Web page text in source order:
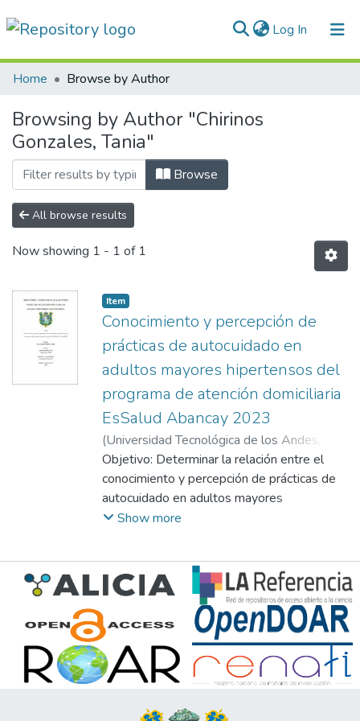
Log In (current)
Communities & Collections
All of DSpace
Normativas
Home Browse by Author
Browsing by Author "Chirinos
Gonzales, Tania"
Browse
All browse results
Now showing 1 - 1 of 1
Item
Conocimiento y percepción de
prácticas de autocuidado en
adultos mayores hipertensos del
programa de atención domiciliaria
EsSalud Abancay 2023
(Universidad Tecnológica de los Andes
2024-10 )Chirinos Gonzales, Tania;Flores
Pocco, Cledy ;Espinoza Palomino, Aydeé
Objetivo: Determinar la relación entre el
conocimiento y percepción de prácticas de
autocuidado en adultos mayores
hipertensos del Programa de Atención
diseño no experimental. Población diana
234 adultos mayores Programa de
Atención Domiciliaria, población accesible
107, tipo de muestreo probabilístico, opción
aleatorio simple, el tamaño de muestra 84
adultos mayores y familiares bajo el diseño
entre sujetos. La técnica encuesta y el
instrumento de medición encuesta de
Show more